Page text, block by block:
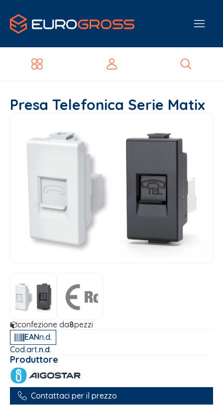
Presa Telefonica Serie Matix
confezione da8pezzi
EANn.d.
Cod.art.n.d.
Produttore
Contattaci per il prezzo